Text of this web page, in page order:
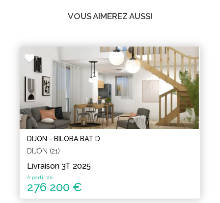
VOUS AIMEREZ AUSSI
DIJON - BILOBA BAT D
DIJON (21)
Livraison 3T 2025
A partir de
276 200 €